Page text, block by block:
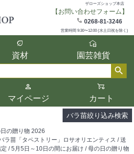
ザローズショップ本店
【お問い合わせフォーム】
0268-81-3246
営業時間 9:30〜12:00 (水土日祝を除く)
資材 園芸雑貨
マイページ カート
バラ苗絞り込み検索
条件を選択して絞り込み検索が可能
た項目全てに該当する品種のみ検索
表示されます。
、カラー、ブランドなどは1つずつ選
ください。
の贈り物 2026
ラ苗「タペストリー」ロサオリエンティス / 送
/ 5月5日～10日の間にお届け / 母の日の贈り物